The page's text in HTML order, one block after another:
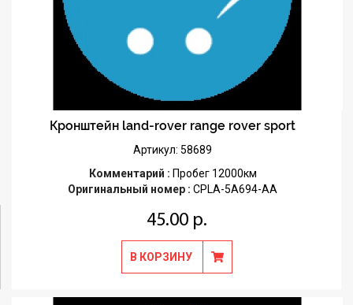
Кронштейн land-rover range rover sport
Артикул: 58689
Комментарий : Пробег 12000км
Оригинальный номер : CPLA-5A694-AA
45.00 р.
В КОРЗИНУ